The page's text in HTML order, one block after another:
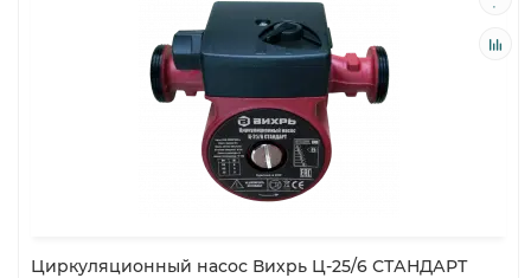
Циркуляционный насос Вихрь Ц-25/6 СТАНДАРТ